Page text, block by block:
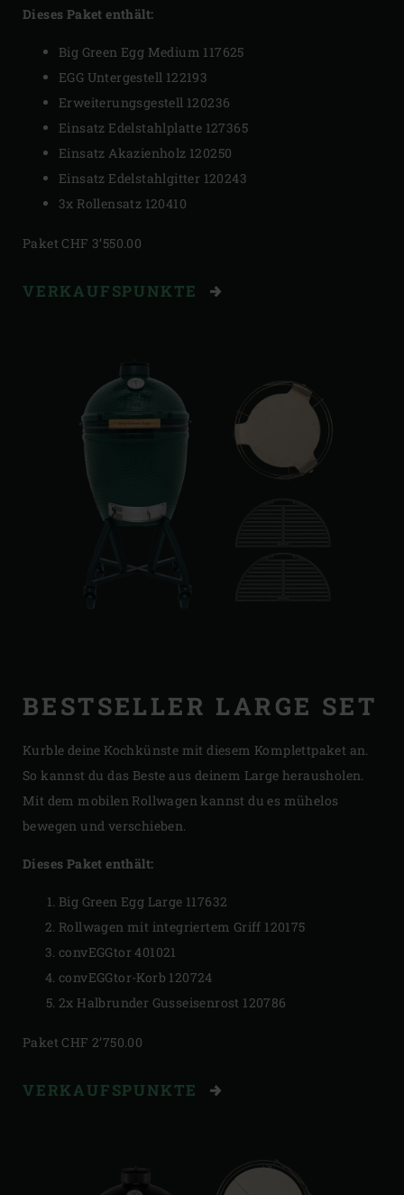
Dieses Paket enthält:
Big Green Egg Medium 117625
EGG Untergestell 122193
Erweiterungsgestell 120236
Einsatz Edelstahlplatte 127365
Einsatz Akazienholz 120250
Einsatz Edelstahlgitter 120243
3x Rollensatz 120410
Paket CHF 3’550.00
VERKAUFSPUNKTE
BESTSELLER LARGE SET
Kurble deine Kochkünste mit diesem Komplettpaket an.
So kannst du das Beste aus deinem Large herausholen.
Mit dem mobilen Rollwagen kannst du es mühelos
bewegen und verschieben.
Dieses Paket enthält:
Big Green Egg Large 117632
Rollwagen mit integriertem Griff 120175
convEGGtor 401021
convEGGtor-Korb 120724
2x Halbrunder Gusseisenrost 120786
Paket CHF 2’750.00
VERKAUFSPUNKTE